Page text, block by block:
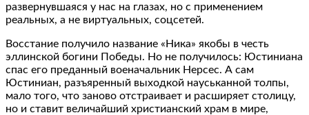
развернувшаяся у нас на глазах, но с применением
реальных, а не виртуальных, соцсетей.
Восстание получило название «Ника» якобы в честь
эллинской богини Победы. Но не получилось: Юстиниана
спас его преданный военачальник Нерсес. А сам
Юстиниан, разъяренный выходкой науськанной толпы,
мало того, что заново отстраивает и расширяет столицу,
но и ставит величайший христианский храм в мире,